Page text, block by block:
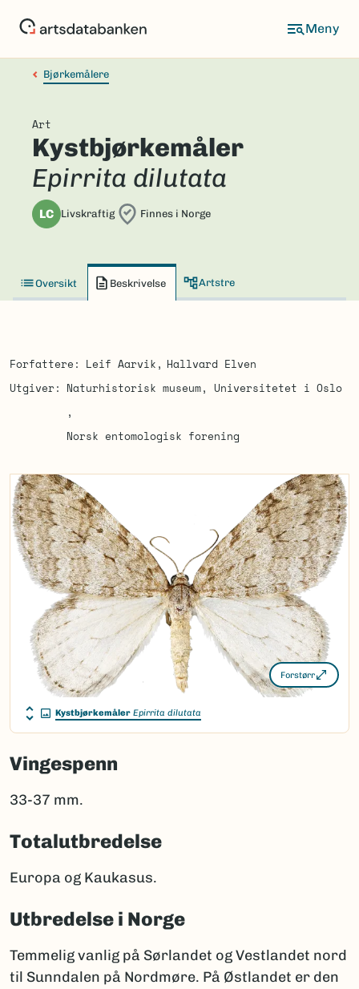
Bjørkemålere
Art
Kystbjørkemåler
Epirrita dilutata
LC Livskraftig Finnes i Norge
Oversikt Beskrivelse Artstre
Forfattere Leif Aarvik
Hallvard Elven
Utgiver
Naturhistorisk museum, Universitetet i Oslo
Norsk entomologisk forening
Forstørr
Kystbjørkemåler Epirrita dilutata
Vingespenn
33-37 mm.
Totalutbredelse
Europa og Kaukasus.
Utbredelse i Norge
Temmelig vanlig på Sørlandet og Vestlandet nord
til Sunndalen på Nordmøre. På Østlandet er den